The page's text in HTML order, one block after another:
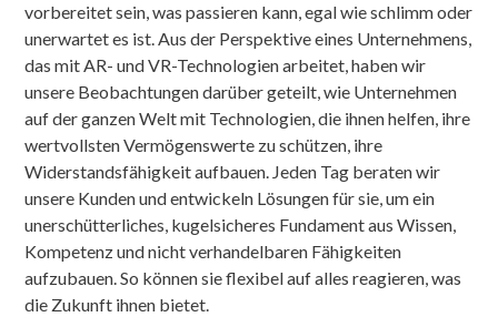
vorbereitet sein, was passieren kann, egal wie schlimm oder
unerwartet es ist. Aus der Perspektive eines Unternehmens,
das mit AR- und VR-Technologien arbeitet, haben wir
unsere Beobachtungen darüber geteilt, wie Unternehmen
auf der ganzen Welt mit Technologien, die ihnen helfen, ihre
wertvollsten Vermögenswerte zu schützen, ihre
Widerstandsfähigkeit aufbauen. Jeden Tag beraten wir
unsere Kunden und entwickeln Lösungen für sie, um ein
unerschütterliches, kugelsicheres Fundament aus Wissen,
Kompetenz und nicht verhandelbaren Fähigkeiten
aufzubauen. So können sie flexibel auf alles reagieren, was
die Zukunft ihnen bietet.